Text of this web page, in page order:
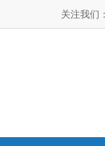
关注我们：